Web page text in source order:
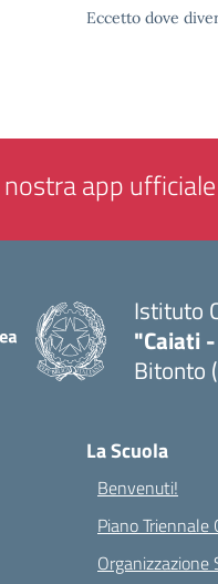
Eccetto dove
nostra app
Istituto
"Caiati
Bitonto
La Scuola
Benvenuti!
Piano
Organizzazione